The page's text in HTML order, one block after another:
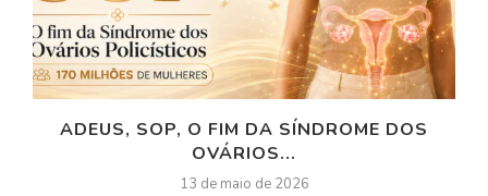
ADEUS, SOP, O FIM DA SÍNDROME DOS
OVÁRIOS...
13 de maio de 2026